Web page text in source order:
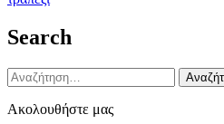
άρθρων
Search
Αναζήτηση
για:
Ακολουθήστε μας